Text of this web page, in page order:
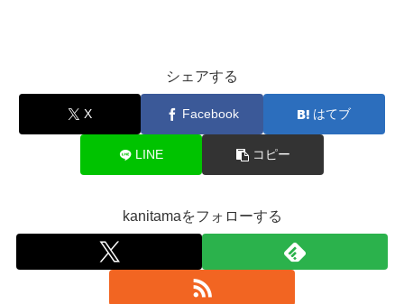
シェアする
X Facebook はてブ
LINE コピー
kanitamaをフォローする